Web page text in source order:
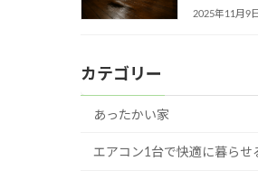
2025年11月9日
カテゴリー
あったかい家
エアコン1台で快適に暮らせ